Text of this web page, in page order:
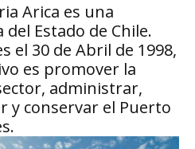
Arica es una
Estado de Chile.
el 30 de Abril de 1998,
es promover la
administrar,
y conservar el Puerto